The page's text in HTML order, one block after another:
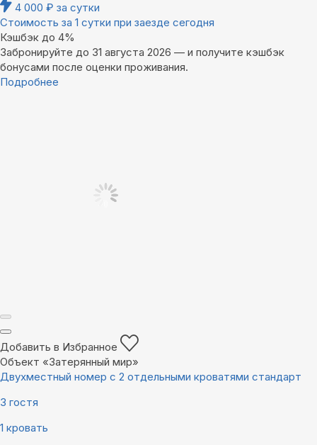
4 000 ₽ за сутки
Стоимость за 1 сутки при заезде сегодня
Кэшбэк до 4%
Забронируйте до 31 августа 2026 — и получите кэшбэк
бонусами после оценки проживания.
Подробнее
Добавить в Избранное
Объект «Затерянный мир»
Двухместный номер с 2 отдельными кроватями стандарт
3 гостя
1 кровать